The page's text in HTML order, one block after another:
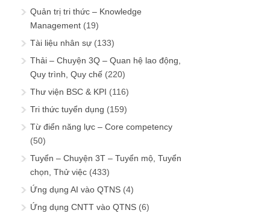
Quản trị tri thức – Knowledge
Management (19)
Tài liệu nhân sự (133)
Thải – Chuyện 3Q – Quan hệ lao động,
Quy trình, Quy chế (220)
Thư viện BSC & KPI (116)
Tri thức tuyển dụng (159)
Từ điển năng lực – Core competency
(50)
Tuyển – Chuyện 3T – Tuyển mộ, Tuyển
chọn, Thử việc (433)
Ứng dụng AI vào QTNS (4)
Ứng dụng CNTT vào QTNS (6)